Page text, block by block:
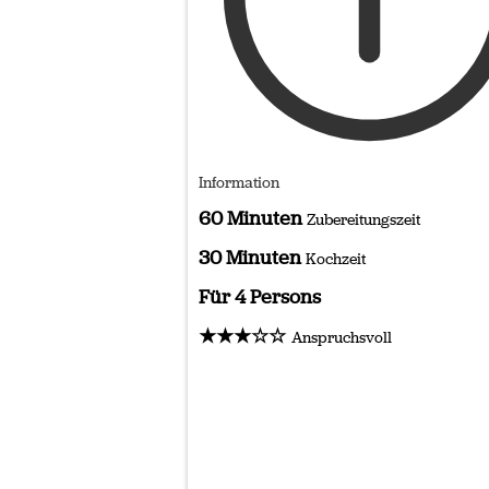
Information
60 MinutenZubereitungszeit
30 MinutenKochzeit
Für 4 Persons
★★★☆☆ Anspruchsvoll